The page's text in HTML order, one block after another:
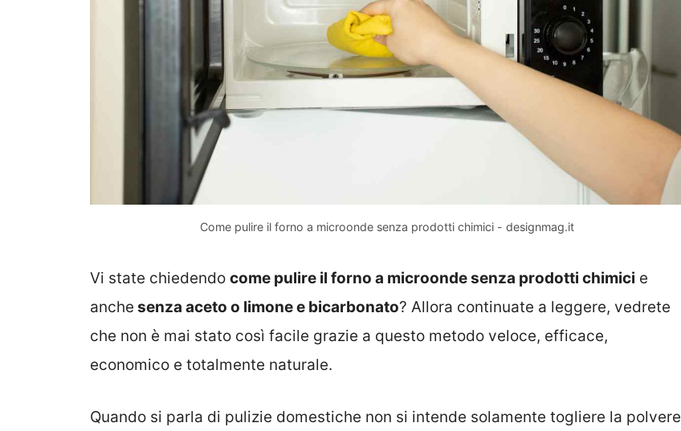
Come pulire il forno a microonde senza prodotti chimici - designmag.it
Vi state chiedendo come pulire il forno a microonde senza prodotti chimici e
anche senza aceto o limone e bicarbonato? Allora continuate a leggere, vedrete
che non è mai stato così facile grazie a questo metodo veloce, efficace,
economico e totalmente naturale.
Quando si parla di pulizie domestiche non si intende solamente togliere la polvere